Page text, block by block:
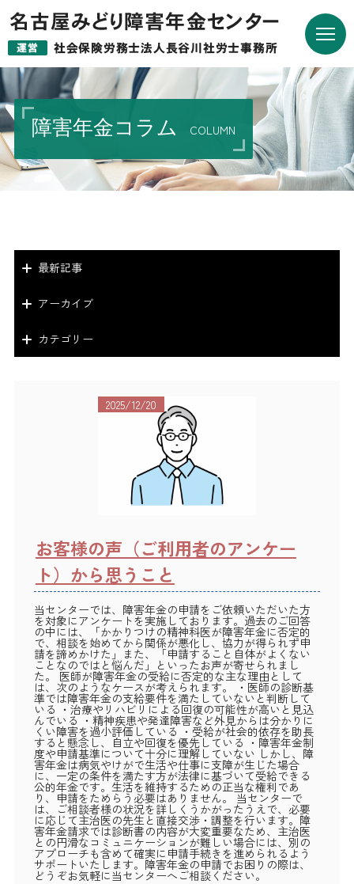
障害年金コラム COLUMN
最新記事
アーカイブ
カテゴリー
2025/12/20
お客様の声（ご利用者のアンケー
ト）から思うこと
当センターでは、障害年金の申請をご依頼いただいた方
を対象にアンケートを実施しております。過去のご回答
の中には、「かかりつけの精神科医が障害年金に否定的
で、相談を始めてから関係が悪化し、協力が得られず申
請を諦めかけた」また、「申請すること自体がよくない
ことなのではと悩んだ」といったお声が寄せられまし
た。 医師が障害年金の受給に否定的な主な理由として
は、次のようなケースが考えられます。 ・医師の診断基
準では障害年金の支給要件を満たしていないと判断して
いる ・治療やリハビリによる回復の可能性が高いと見込
んでいる ・精神疾患や発達障害など外見からは分かりに
くい障害を過小評価している ・受給が社会的依存を助長
すると懸念し、自立や回復を優先している ・障害年金制
度や申請基準について十分に理解していない しかし、障
害年金は病気やけがで生活や仕事に支障が生じた場合
に、一定の条件を満たす方が法律に基づいて受給できる
公的年金です。生活を維持するための正当な権利であ
り、申請をためらう必要はありません。 当センターで
は、ご相談者様の状況を詳しくうかがったうえで、必要
に応じて主治医の先生と直接交渉・調整を行います。障
害年金請求では診断書の内容が大変重要なため、主治医
との円滑なコミュニケーションが難しい場合には、別の
アプローチも含めて確実に申請手続きを進められるよう
サポートいたします。障害年金の申請でお困りの際は、
どうぞお気軽に当センターへご相談ください。